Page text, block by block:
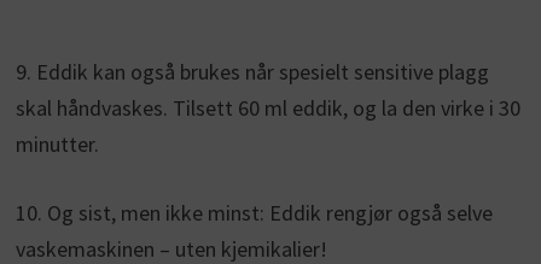
9. Eddik kan også brukes når spesielt sensitive plagg
skal håndvaskes. Tilsett 60 ml eddik, og la den virke i 30
minutter.
10. Og sist, men ikke minst: Eddik rengjør også selve
vaskemaskinen – uten kjemikalier!